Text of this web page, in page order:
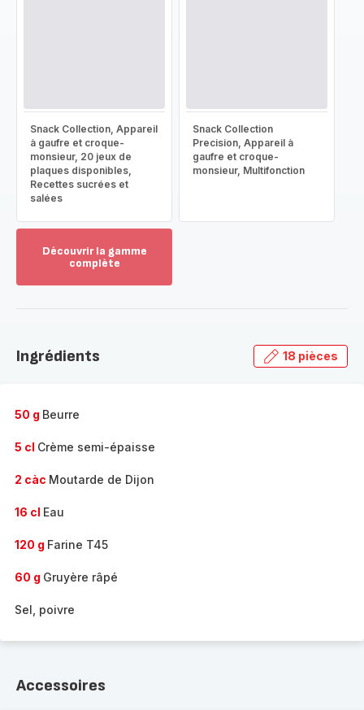
Snack Collection, Appareil
à gaufre et croque-
monsieur, 20 jeux de
plaques disponibles,
Recettes sucrées et
salées
Snack Collection
Precision, Appareil à
gaufre et croque-
monsieur, Multifonction
Découvrir la gamme
complète
gamme
Ingrédients 18 pièces
50 g Beurre
5 cl Crème semi-épaisse
2 càc Moutarde de Dijon
16 cl Eau
120 g Farine T45
60 g Gruyère râpé
Sel, poivre
Accessoires